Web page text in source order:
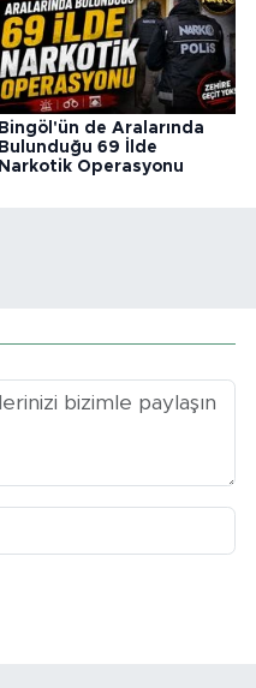
Bingöl'ün de Aralarında
Bulunduğu 69 İlde
Narkotik Operasyonu